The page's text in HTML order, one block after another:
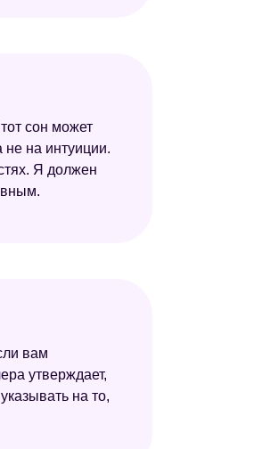
сон может
на интуиции.
Я должен
вам
утверждает,
на то,